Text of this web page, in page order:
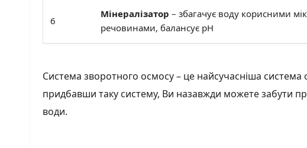
6
Мінералізатор – збагачує воду корисними
речовинами, балансує pH
Система зворотного осмосу – це найсучасніша
придбавши таку систему, Ви назавжди можете забути
води.